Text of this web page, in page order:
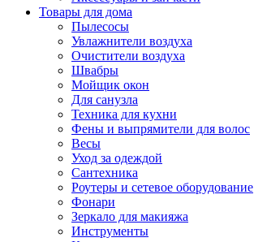
Товары для дома
Пылесосы
Увлажнители воздуха
Очистители воздуха
Швабры
Мойщик окон
Для санузла
Техника для кухни
Фены и выпрямители для волос
Весы
Уход за одеждой
Сантехника
Роутеры и сетевое оборудование
Фонари
Зеркало для макияжа
Инструменты